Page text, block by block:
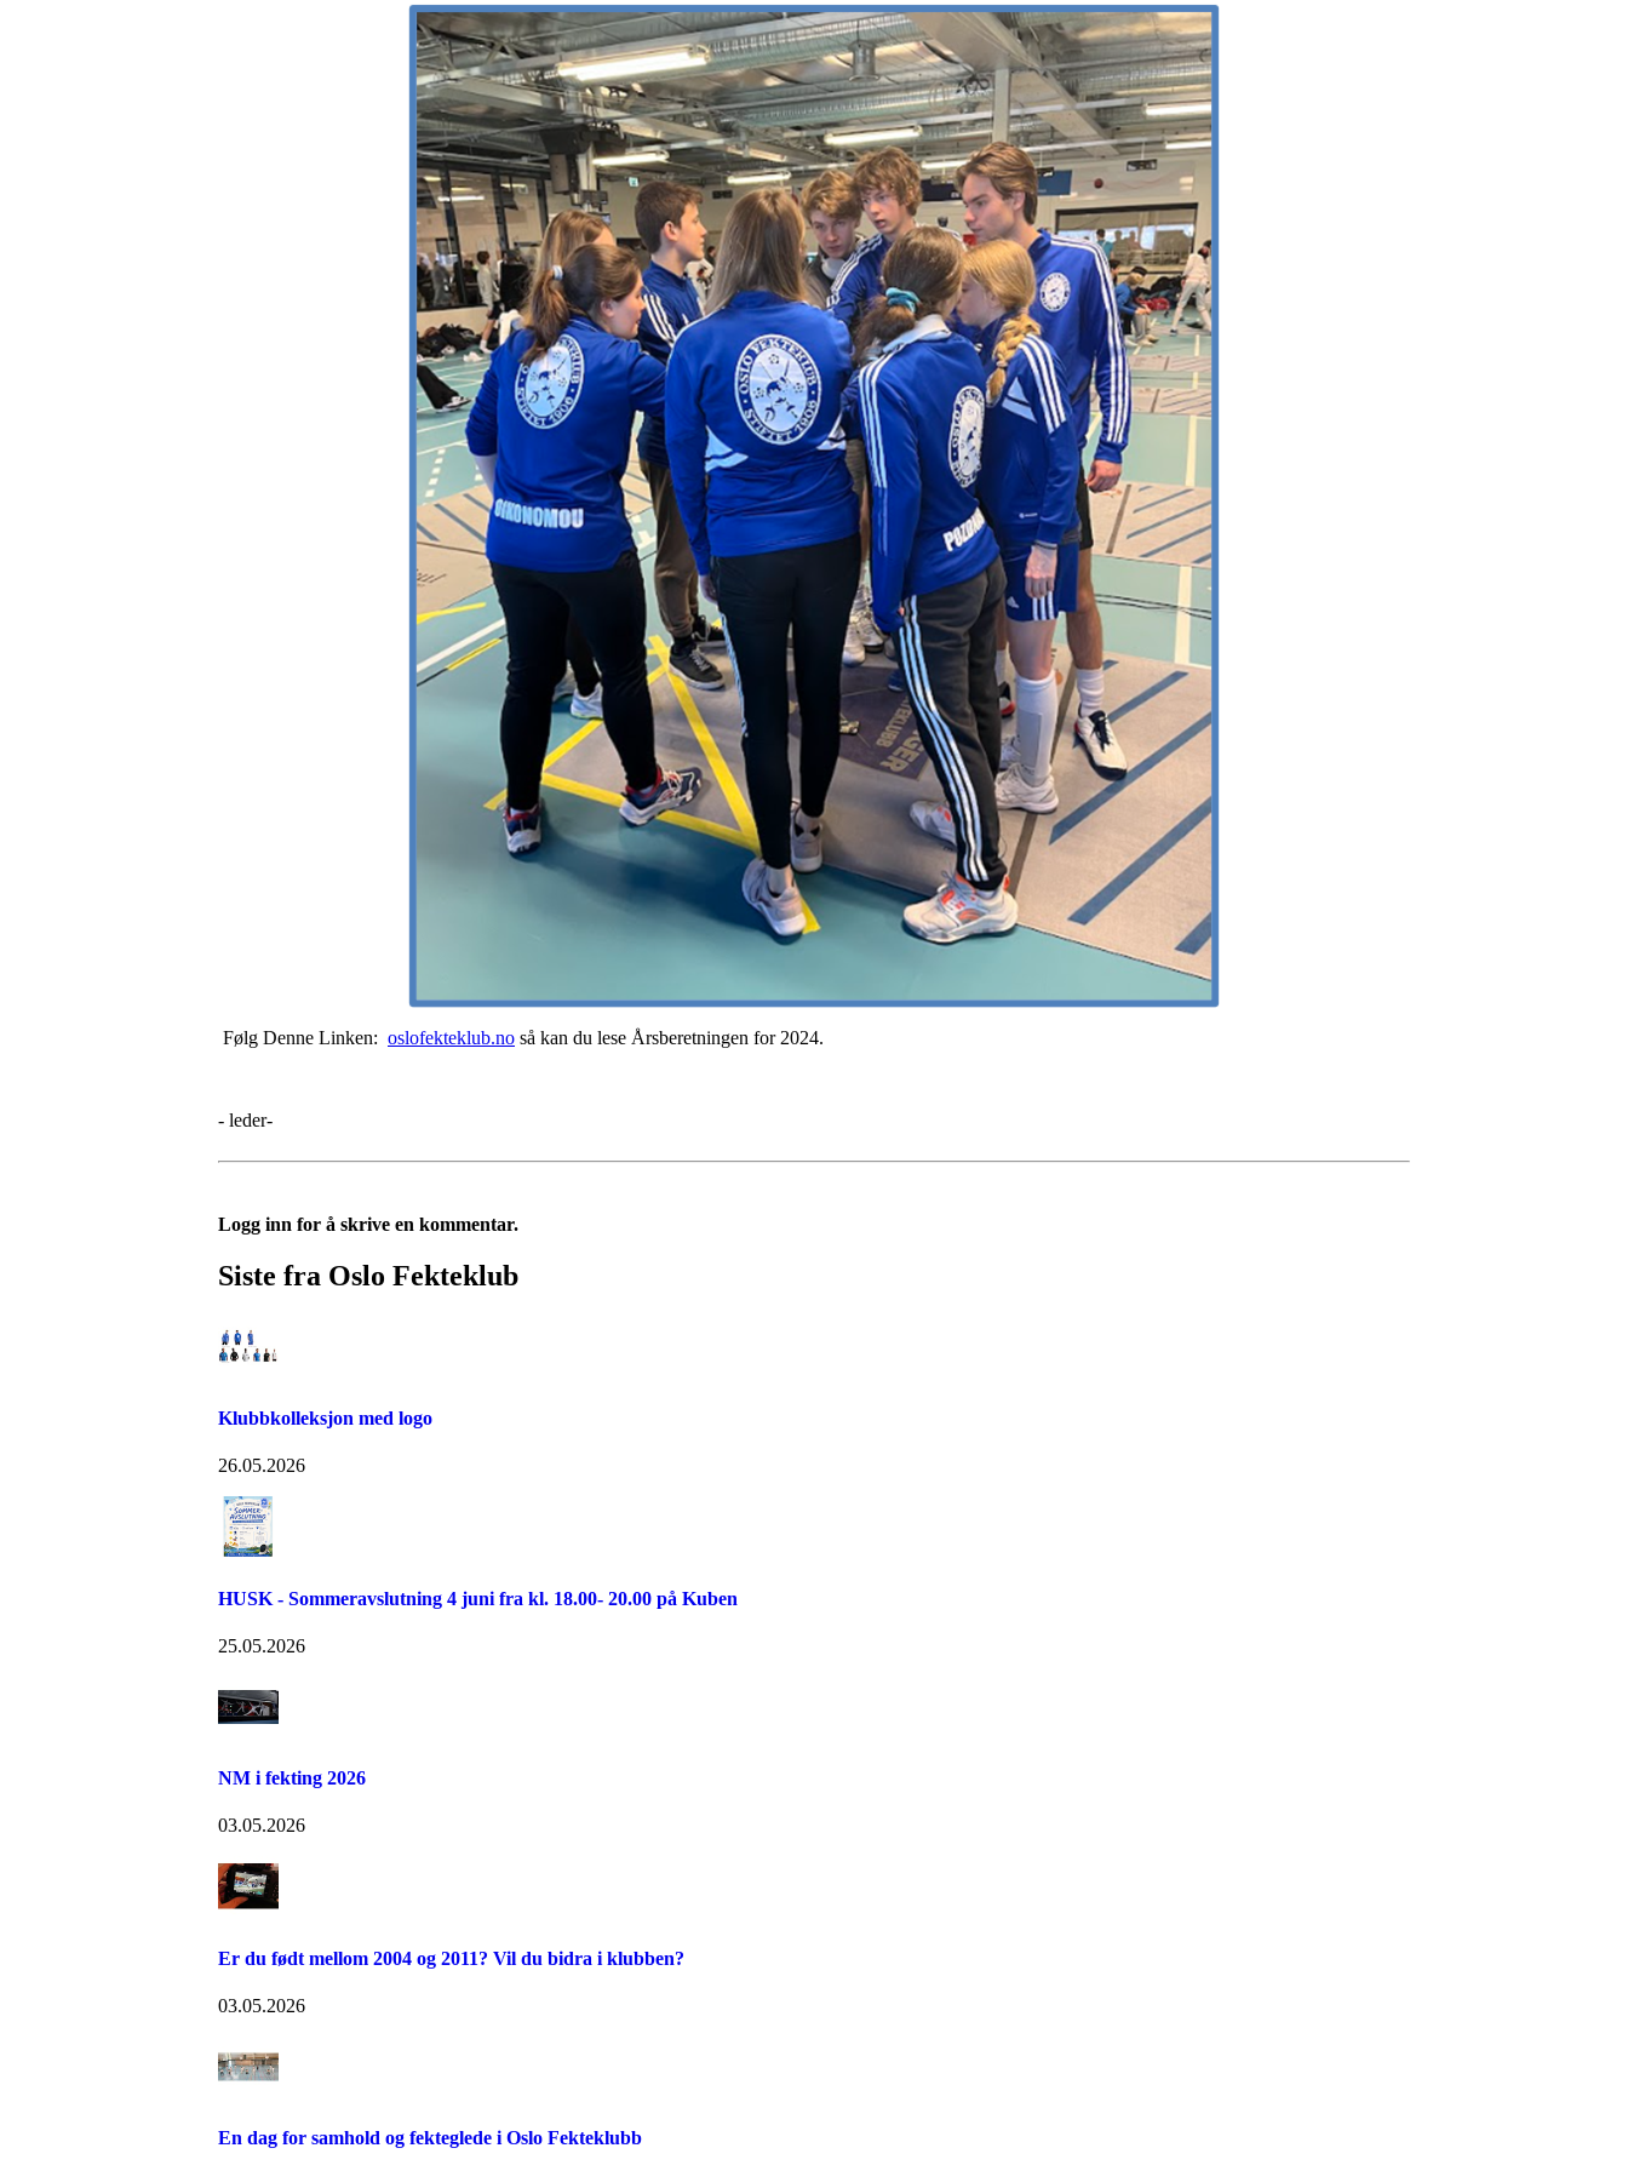
Følg Denne Linken: oslofekteklub.no så kan du lese Årsberetningen for 2024.
- leder-
Logg inn for å skrive en kommentar.
Siste fra Oslo Fekteklub
Klubbkolleksjon med logo
26.05.2026
HUSK - Sommeravslutning 4 juni fra kl. 18.00- 20.00 på Kuben
25.05.2026
NM i fekting 2026
03.05.2026
Er du født mellom 2004 og 2011? Vil du bidra i klubben?
03.05.2026
En dag for samhold og fekteglede i Oslo Fekteklubb